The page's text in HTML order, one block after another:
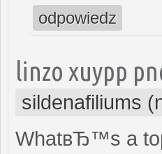
odpowiedz
linzo xuypp
sildenafiliums
WhatвЂ™s a